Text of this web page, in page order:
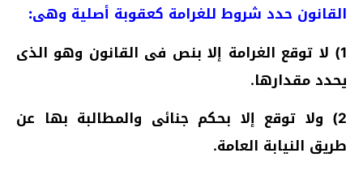
القانون حدد شروط للغرامة كعقوبة أصلية وهى:
1) لا توقع الغرامة إلا بنص فى القانون وهو الذى
يحدد مقدارها.
2) ولا توقع إلا بحكم جنائى والمطالبة بها عن
طريق النيابة العامة.